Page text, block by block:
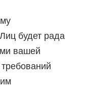
будет рада
вашей